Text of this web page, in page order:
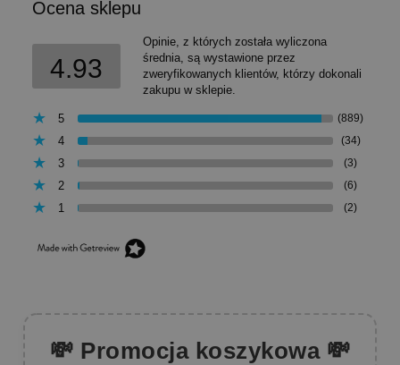
Ocena sklepu
4.93
Opinie, z których została wyliczona
średnia, są wystawione przez
zweryfikowanych klientów, którzy dokonali
zakupu w sklepie.
5 (889)
4 (34)
3 (3)
2 (6)
1 (2)
💸 Promocja koszykowa 💸